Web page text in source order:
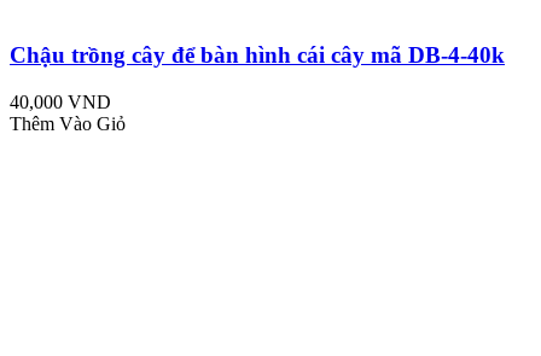
Chậu trồng cây để bàn hình cái cây mã DB-4-40k
40,000 VND
Thêm Vào Giỏ